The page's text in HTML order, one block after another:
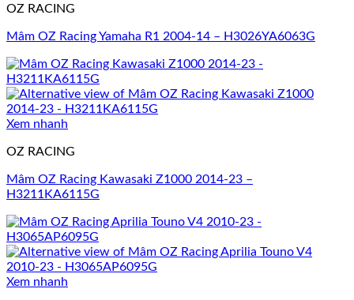
OZ RACING
Mâm OZ Racing Yamaha R1 2004-14 – H3026YA6063G
Xem nhanh
OZ RACING
Mâm OZ Racing Kawasaki Z1000 2014-23 –
H3211KA6115G
Xem nhanh